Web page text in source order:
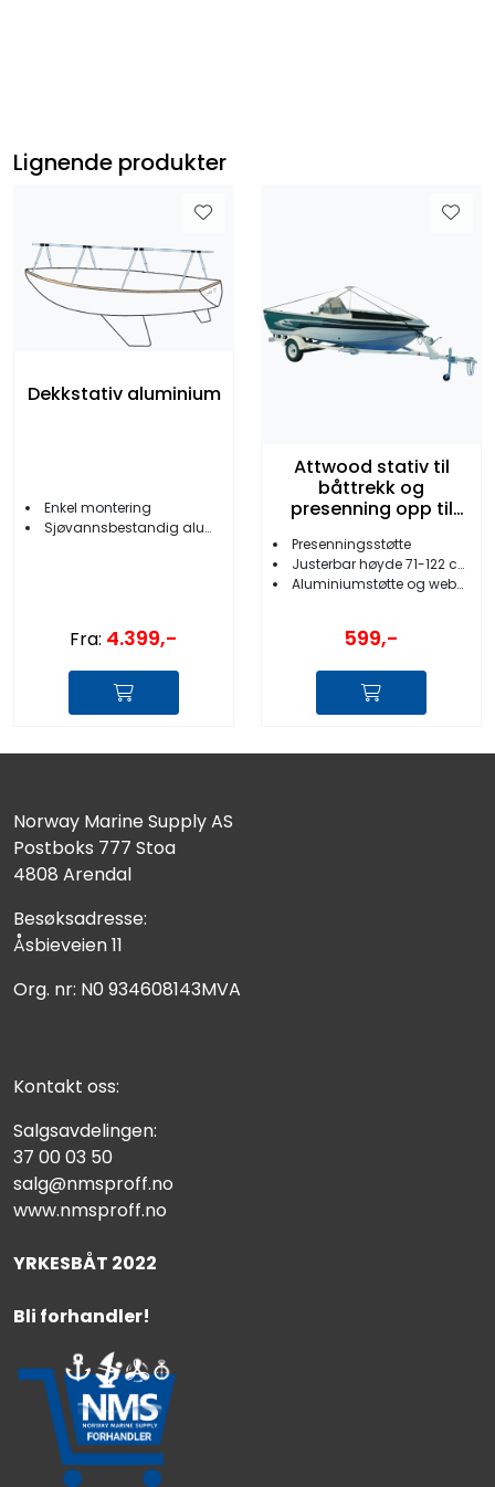
Lignende produkter
Dekkstativ aluminium
Enkel montering
Sjøvannsbestandig aluminium
Fra: 4.399,-
Attwood stativ til
båttrekk og
presenning opp til
Presenningsstøtte
Justerbar høyde 71-122 cm
Aluminiumstøtte og webbingstropper
599,-
Norway Marine Supply AS
Postboks 777 Stoa
4808 Arendal
Besøksadresse:
Åsbieveien 11
Org. nr: N0 934608143MVA
Kontakt oss:
Salgsavdelingen:
37 00 03 50
salg@nmsproff.no
www.nmsproff.no
YRKESBÅT 2022
Bli forhandler!